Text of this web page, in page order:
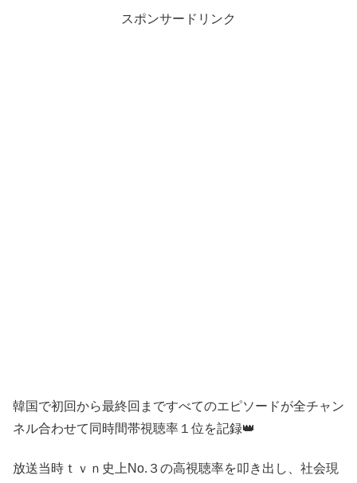
スポンサードリンク
韓国で初回から最終回まですべてのエピソードが全チャン
ネル合わせて同時間帯視聴率１位を記録👑
放送当時ｔｖｎ史上No.３の高視聴率を叩き出し、社会現